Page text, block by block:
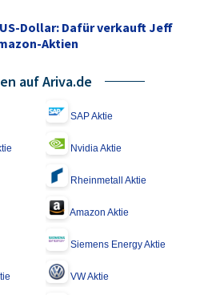
Dollar: Dafür verkauft Jeff
Aktien
auf Ariva.de
SAP Aktie
Nvidia Aktie
Rheinmetall Aktie
Amazon Aktie
Siemens Energy Aktie
VW Aktie